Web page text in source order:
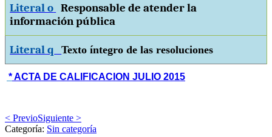
Literal o Responsable de atender la
información pública
Literal q Texto íntegro de las resoluciones
*ACTA DE CALIFICACION JULIO 2015
< PrevioSiguiente >
Categoría: Sin categoría